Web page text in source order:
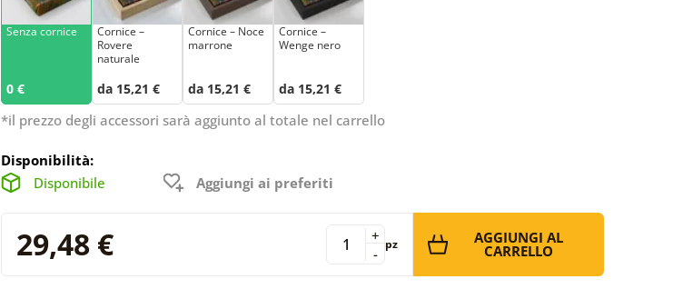
Senza cornice
0 €
Cornice –
Rovere
naturale
da 15,21 €
Cornice – Noce
marrone
da 15,21 €
Cornice –
Wenge nero
da 15,21 €
*il prezzo degli accessori sarà aggiunto al totale nel carrello
Disponibilità:
Disponibile
Aggiungi ai preferiti
29,48 € -
+ pz AGGIUNGI AL
CARRELLO